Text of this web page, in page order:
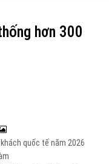
hơn 300
quốc tế năm 2026